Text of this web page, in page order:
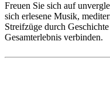
Freuen Sie sich auf
sich erlesene Musik,
Streifzüge durch
Gesamterlebnis verbinden.